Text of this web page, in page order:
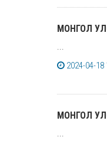
МОНГОЛ
...
2024-04-18
МОНГОЛ
...